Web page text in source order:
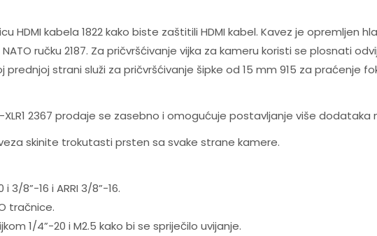
HDMI kabela 1822 kako biste zaštitili HDMI kabel. Kavez je opremljen
ručku 2187. Za pričvršćivanje vijka za kameru koristi se plosnati
prednjoj strani služi za pričvršćivanje šipke od 15 mm 915 za praćenje
2367 prodaje se zasebno i omogućuje postavljanje više dodataka
skinite trokutasti prsten sa svake strane kamere.
3/8”-16 i ARRI 3/8”-16.
tračnice.
1/4”-20 i M2.5 kako bi se spriječilo uvijanje.